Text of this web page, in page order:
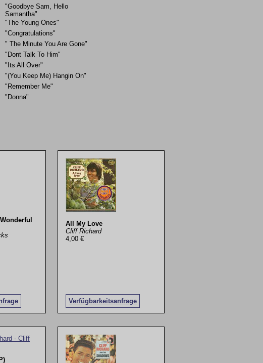
"Goodbye Sam, Hello
Samantha"
"The Young Ones"
"Congratulations"
" The Minute You Are Gone"
"Dont Talk To Him"
"Its All Over"
"(You Keep Me) Hangin On"
"Remember Me"
"Donna"
All My Love
Cliff Richard
4,00 €
Verfügbarkeitsanfrage